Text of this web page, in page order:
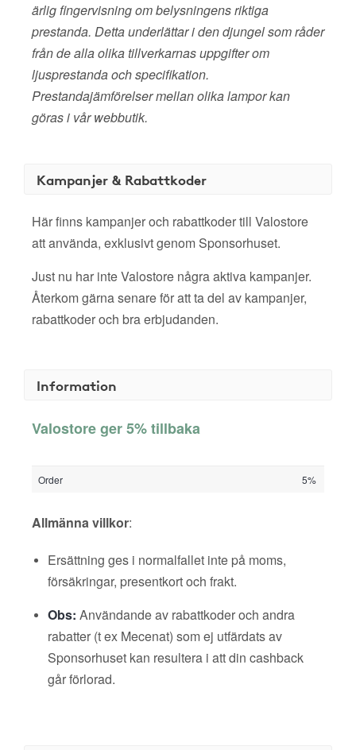
ärlig fingervisning om belysningens riktiga
prestanda. Detta underlättar i den djungel som råder
från de alla olika tillverkarnas uppgifter om
ljusprestanda och specifikation.
Prestandajämförelser mellan olika lampor kan
göras i vår webbutik.
Kampanjer & Rabattkoder
Här finns kampanjer och rabattkoder till Valostore
att använda, exklusivt genom Sponsorhuset.
Just nu har inte Valostore några aktiva kampanjer.
Återkom gärna senare för att ta del av kampanjer,
rabattkoder och bra erbjudanden.
Information
Valostore ger 5% tillbaka
Order 5%
Allmänna villkor:
Ersättning ges i normalfallet inte på moms,
försäkringar, presentkort och frakt.
Obs: Användande av rabattkoder och andra
rabatter (t ex Mecenat) som ej utfärdats av
Sponsorhuset kan resultera i att din cashback
går förlorad.